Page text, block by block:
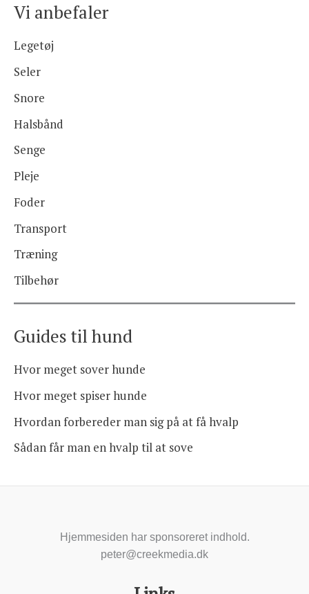
Vi anbefaler
Legetøj
Seler
Snore
Halsbånd
Senge
Pleje
Foder
Transport
Træning
Tilbehør
Guides til hund
Hvor meget sover hunde
Hvor meget spiser hunde
Hvordan forbereder man sig på at få hvalp
Sådan får man en hvalp til at sove
Hjemmesiden har sponsoreret indhold.
peter@creekmedia.dk